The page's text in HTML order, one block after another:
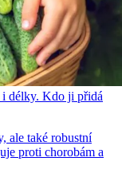
délky. Kdo ji přidá
ale také robustní
proti chorobám a